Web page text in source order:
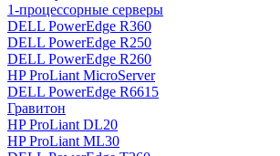
1-процессорные серверы
DELL PowerEdge R360
DELL PowerEdge R250
DELL PowerEdge R260
HP ProLiant MicroServer
DELL PowerEdge R6615
Гравитон
HP ProLiant DL20
HP ProLiant ML30